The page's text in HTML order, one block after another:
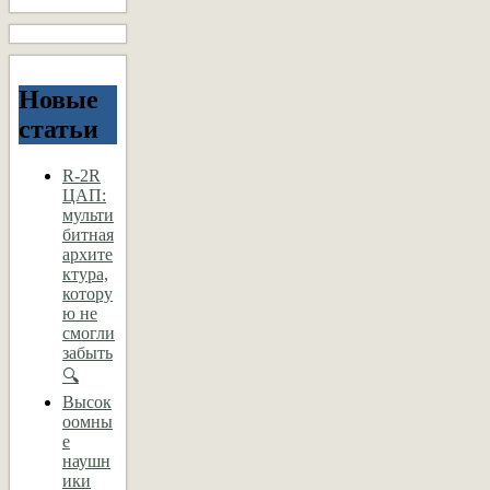
Новые
статьи
R-2R
ЦАП:
мульти
битная
архите
ктура,
котору
ю не
смогли
забыть
🔍
Высок
оомны
е
наушн
ики